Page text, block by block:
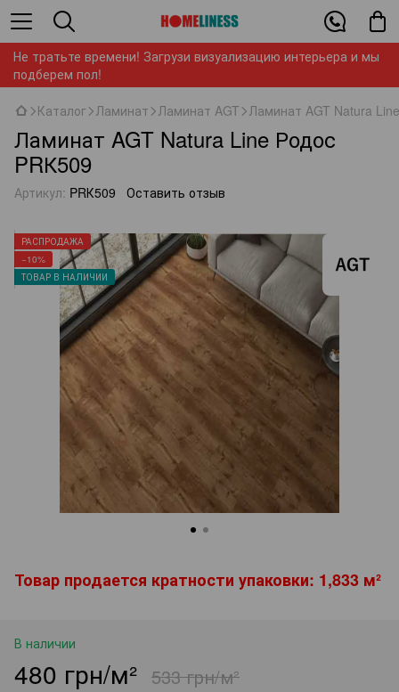
Не тратьте времени! Загрузи визуализацию интерьера и мы
подберем пол!
Каталог Ламинат Ламинат AGT Ламинат AGT Natura
Ламинат AGT Natura Line Родос
PRК509
Артикул: PRК509 Оставить отзыв
РАСПРОДАЖА
−10%
ТОВАР В НАЛИЧИИ
Товар продается кратности упаковки: 1,833 м²
В наличии
480 грн/м² 533 грн/м²